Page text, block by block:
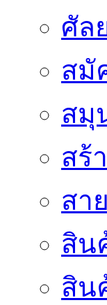
ศัล
สมั
สมุ
สร้
สา
สิน
สิน